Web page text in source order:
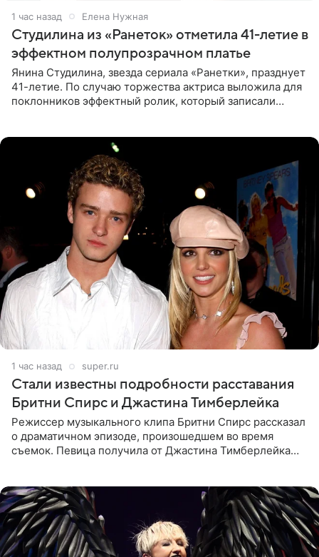
1 час назад Елена Нужная
Студилина из «Ранеток» отметила 41-летие в
эффектном полупрозрачном платье
Янина Студилина, звезда сериала «Ранетки», празднует
41-летие. По случаю торжества актриса выложила для
поклонников эффектный ролик, который записали
1 час назад super.ru
Стали известны подробности расставания
Бритни Спирс и Джастина Тимберлейка
Режиссер музыкального клипа Бритни Спирс рассказал
о драматичном эпизоде, произошедшем во время
съемок. Певица получила от Джастина Тимберлейка